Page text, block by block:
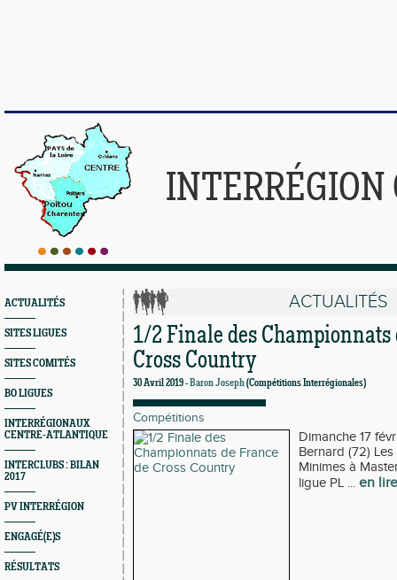
ACTUALITÉS
SITES LIGUES
SITES COMITÉS
BO LIGUES
INTERRÉGIONAUX
CENTRE-ATLANTIQUE
INTERCLUBS : BILAN
2017
PV INTERRÉGION
ENGAGÉ(E)S
RÉSULTATS
ACTUALITÉS
1/2 Finale des Championnats
Cross Country
30 Avril 2019 -Baron Joseph(Compétitions Interrégionales)
Compétitions
Dimanche 17
Bernard (72)
Minimes à
ligue PL ... en